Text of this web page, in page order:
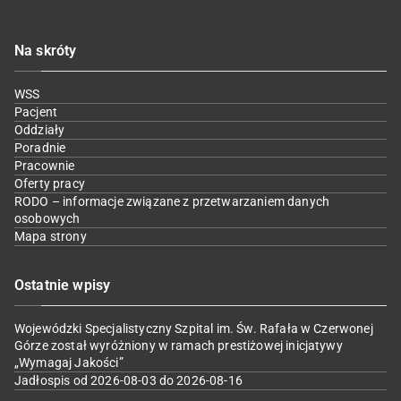
Na skróty
WSS
Pacjent
Oddziały
Poradnie
Pracownie
Oferty pracy
RODO – informacje związane z przetwarzaniem danych
osobowych
Mapa strony
Ostatnie wpisy
Wojewódzki Specjalistyczny Szpital im. Św. Rafała w Czerwonej
Górze został wyróżniony w ramach prestiżowej inicjatywy
„Wymagaj Jakości”
Jadłospis od 2026-08-03 do 2026-08-16